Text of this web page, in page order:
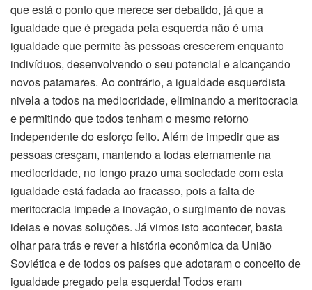
que está o ponto que merece ser debatido, já que a
igualdade que é pregada pela esquerda não é uma
igualdade que permite às pessoas crescerem enquanto
indivíduos, desenvolvendo o seu potencial e alcançando
novos patamares. Ao contrário, a igualdade esquerdista
nivela a todos na mediocridade, eliminando a meritocracia
e permitindo que todos tenham o mesmo retorno
independente do esforço feito. Além de impedir que as
pessoas cresçam, mantendo a todas eternamente na
mediocridade, no longo prazo uma sociedade com esta
igualdade está fadada ao fracasso, pois a falta de
meritocracia impede a inovação, o surgimento de novas
ideias e novas soluções. Já vimos isto acontecer, basta
olhar para trás e rever a história econômica da União
Soviética e de todos os países que adotaram o conceito de
igualdade pregado pela esquerda! Todos eram